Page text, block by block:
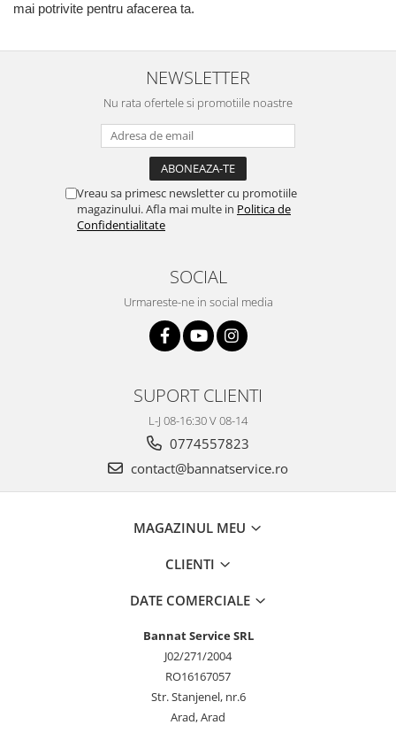
mai potrivite pentru afacerea ta.
NEWSLETTER
Nu rata ofertele si promotiile noastre
Vreau sa primesc newsletter cu promotiile
magazinului. Afla mai multe in Politica de
Confidentialitate
SOCIAL
Urmareste-ne in social media
SUPORT CLIENTI
L-J 08-16:30 V 08-14
0774557823
contact@bannatservice.ro
MAGAZINUL MEU
CLIENTI
DATE COMERCIALE
Bannat Service SRL
J02/271/2004
RO16167057
Str. Stanjenel, nr.6
Arad, Arad